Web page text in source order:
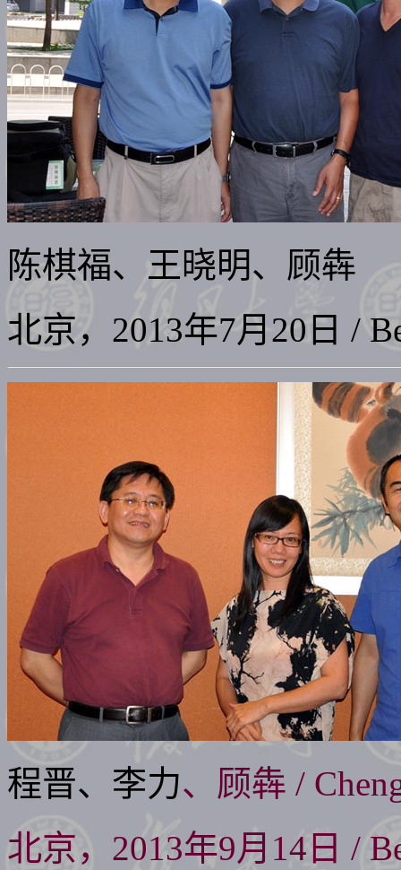
陈棋福、王晓明、顾犇
北京，2013年7月20日 /
程晋、李力、顾犇 /
北京，2013年9月14日 /